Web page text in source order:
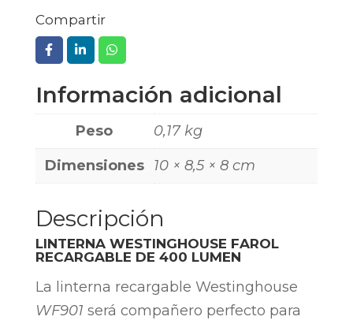
Compartir
Información adicional
Peso
0,17 kg
Dimensiones
10 × 8,5 × 8 cm
Descripción
LINTERNA WESTINGHOUSE FAROL
RECARGABLE DE 400 LUMEN
La linterna recargable Westinghouse
WF901 será compañero perfecto para